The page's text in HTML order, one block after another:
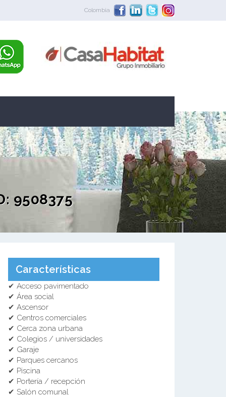
Colombia
9508375
Características
✔ Acceso pavimentado
✔ Área social
✔ Ascensor
✔ Centros comerciales
✔ Cerca zona urbana
✔ Colegios / universidades
✔ Garaje
✔ Parques cercanos
✔ Piscina
✔ Portería / recepción
✔ Salón comunal